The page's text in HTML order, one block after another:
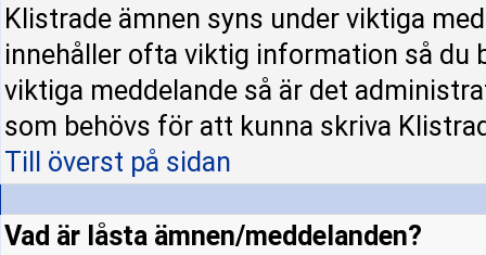
Klistrade ämnen syns under viktiga
innehåller ofta viktig information så du
viktiga meddelande så är det
som behövs för att kunna skriva
Till överst på sidan
Vad är låsta ämnen/meddelanden?